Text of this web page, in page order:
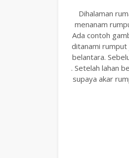
Dihalaman
menanam
Ada contoh
ditanami
belantara.
. Setelah lahan
supaya akar